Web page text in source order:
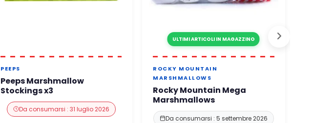
PEEPS
Peeps Marshmallow
Stockings x3
Da consumarsi : 31 luglio 2026
ULTIMI ARTICOLI IN MAGAZZINO
ROCKY MOUNTAIN
MARSHMALLOWS
Rocky Mountain Mega
Marshmallows
Da consumarsi : 5 settembre 2026